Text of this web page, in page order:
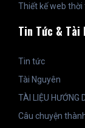
Thiết kế web thời
Tin Tức & Tài
Tin tức
Tài Nguyên
TÀI LIỆU HƯỚNG
Câu chuyện